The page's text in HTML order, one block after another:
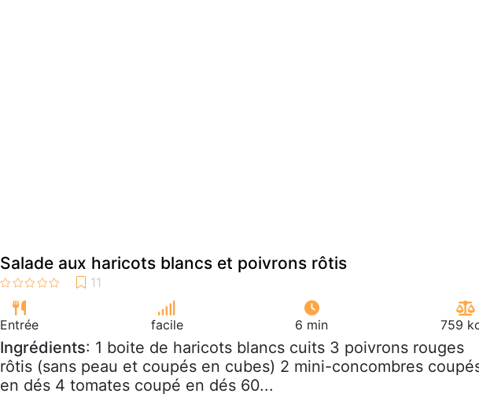
Salade aux haricots blancs et poivrons rôtis
Entrée facile 6 min 759
Ingrédients: 1 boite de haricots blancs cuits 3 poivrons rouges
rôtis (sans peau et coupés en cubes) 2 mini-concombres
en dés 4 tomates coupé en dés 60...